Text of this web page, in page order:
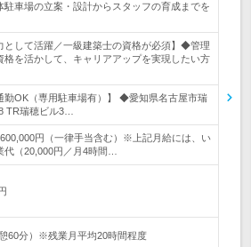
駐車場の立案・設計からスタッフの育成までを
として活躍／一級建築士の資格が必須】◆管理
格を活かして、キャリアアップを実現したい方
勤OK（専用駐車場有）】 ◆愛知県名古屋市瑞
TR瑞穂ビル3…
円（一律手当含む）※上記月給には、い
代（20,000円／月4時間…
60分）※残業月平均20時間程度